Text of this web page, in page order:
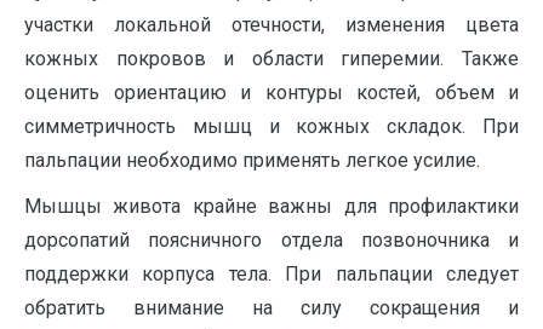
участки локальной отечности, изменения цвета
кожных покровов и области гиперемии. Также
оценить ориентацию и контуры костей, объем и
симметричность мышц и кожных складок. При
пальпации необходимо применять легкое усилие.
Мышцы живота крайне важны для профилактики
дорсопатий поясничного отдела позвоночника и
поддержки корпуса тела. При пальпации следует
обратить внимание на силу сокращения и